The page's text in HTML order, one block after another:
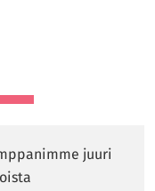
juuri